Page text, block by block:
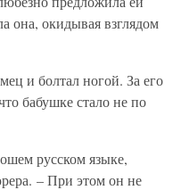
она, окидывая взглядом
и болтал ногой. За его
бабушке стало не по
русском языке,
– При этом он не